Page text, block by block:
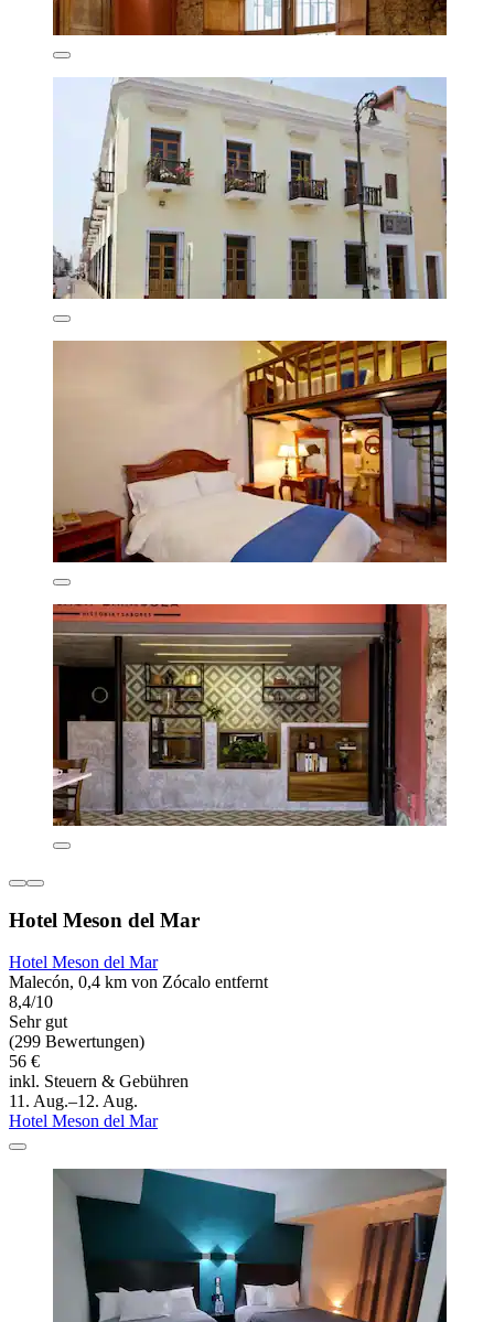
Hotel Meson del Mar
Hotel Meson del Mar
Malecón, 0,4 km von Zócalo entfernt
8,4/10
Sehr gut
(299 Bewertungen)
56 €
inkl. Steuern & Gebühren
11. Aug.–12. Aug.
Hotel Meson del Mar